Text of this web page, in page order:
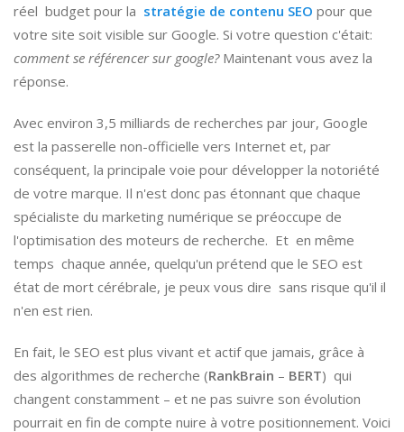
réel budget pour la stratégie de contenu SEO pour que
votre site soit visible sur Google. Si votre question c'était:
comment se référencer sur google? Maintenant vous avez la
réponse.
Avec environ 3,5 milliards de recherches par jour, Google
est la passerelle non-officielle vers Internet et, par
conséquent, la principale voie pour développer la notoriété
de votre marque. Il n'est donc pas étonnant que chaque
spécialiste du marketing numérique se préoccupe de
l'optimisation des moteurs de recherche. Et en même
temps chaque année, quelqu'un prétend que le SEO est
état de mort cérébrale, je peux vous dire sans risque qu'il il
n'en est rien.
En fait, le SEO est plus vivant et actif que jamais, grâce à
des algorithmes de recherche (RankBrain – BERT) qui
changent constamment – et ne pas suivre son évolution
pourrait en fin de compte nuire à votre positionnement. Voici